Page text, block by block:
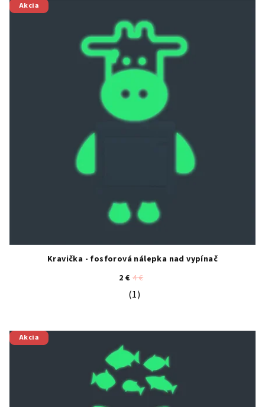
Akcia
Kravička - fosforová nálepka nad vypínač
2 € 4 €
Priemerné hodnotenie produktu
(1)
Akcia